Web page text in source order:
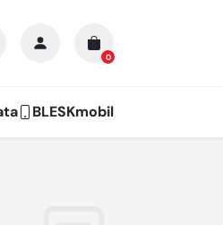
0
BLESKmobil